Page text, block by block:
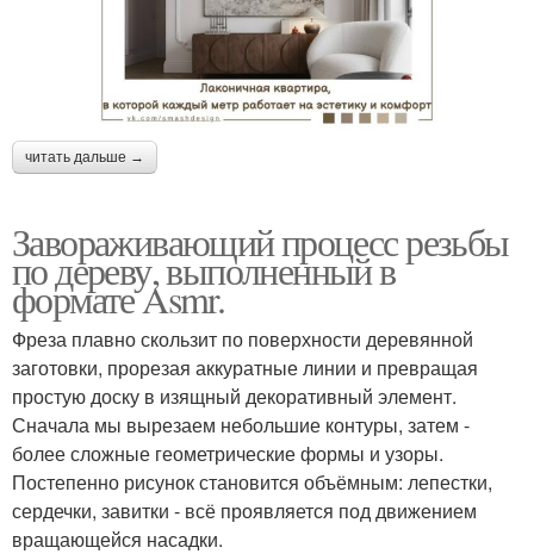
читать дальше →
Завораживающий процесс резьбы
по дереву, выполненный в
формате Asmr.
Фреза плавно скользит по поверхности деревянной
заготовки, прорезая аккуратные линии и превращая
простую доску в изящный декоративный элемент.
Сначала мы вырезаем небольшие контуры, затем -
более сложные геометрические формы и узоры.
Постепенно рисунок становится объёмным: лепестки,
сердечки, завитки - всё проявляется под движением
вращающейся насадки.